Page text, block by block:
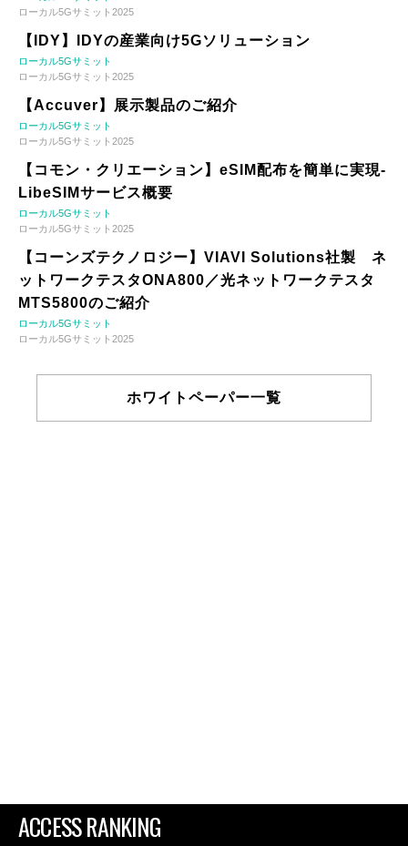
ローカル5Gサミット2025
【IDY】IDYの産業向け5Gソリューション
ローカル5Gサミット
ローカル5Gサミット2025
【Accuver】展示製品のご紹介
ローカル5Gサミット
ローカル5Gサミット2025
【コモン・クリエーション】eSIM配布を簡単に実現-
LibeSIMサービス概要
ローカル5Gサミット
ローカル5Gサミット2025
【コーンズテクノロジー】VIAVI Solutions社製 ネ
ットワークテスタONA800／光ネットワークテスタ
MTS5800のご紹介
ローカル5Gサミット
ローカル5Gサミット2025
ホワイトペーパー一覧
ACCESS RANKING